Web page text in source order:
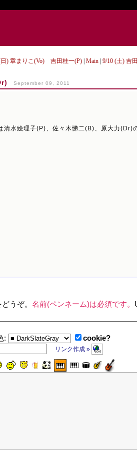
日) 章まりこ(Vo) 吉田桂一(P)| Main| 9/10 (土) 吉
September 09, 2011
清水絵理子(P)、佐々木悌二(B)、原大力(Dr)
うぞ。 名前(ペンネーム)は必須です。
: cookie?
リンク作成 »